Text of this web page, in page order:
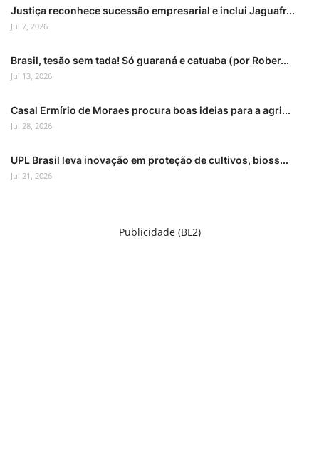
Justiça reconhece sucessão empresarial e inclui Jaguafr...
Jul 7, 2026
Brasil, tesão sem tada! Só guaraná e catuaba (por Rober...
Jul 13, 2026
Casal Ermírio de Moraes procura boas ideias para a agri...
Jul 28, 2026
UPL Brasil leva inovação em proteção de cultivos, bioss...
Jul 21, 2026
Publicidade (BL2)